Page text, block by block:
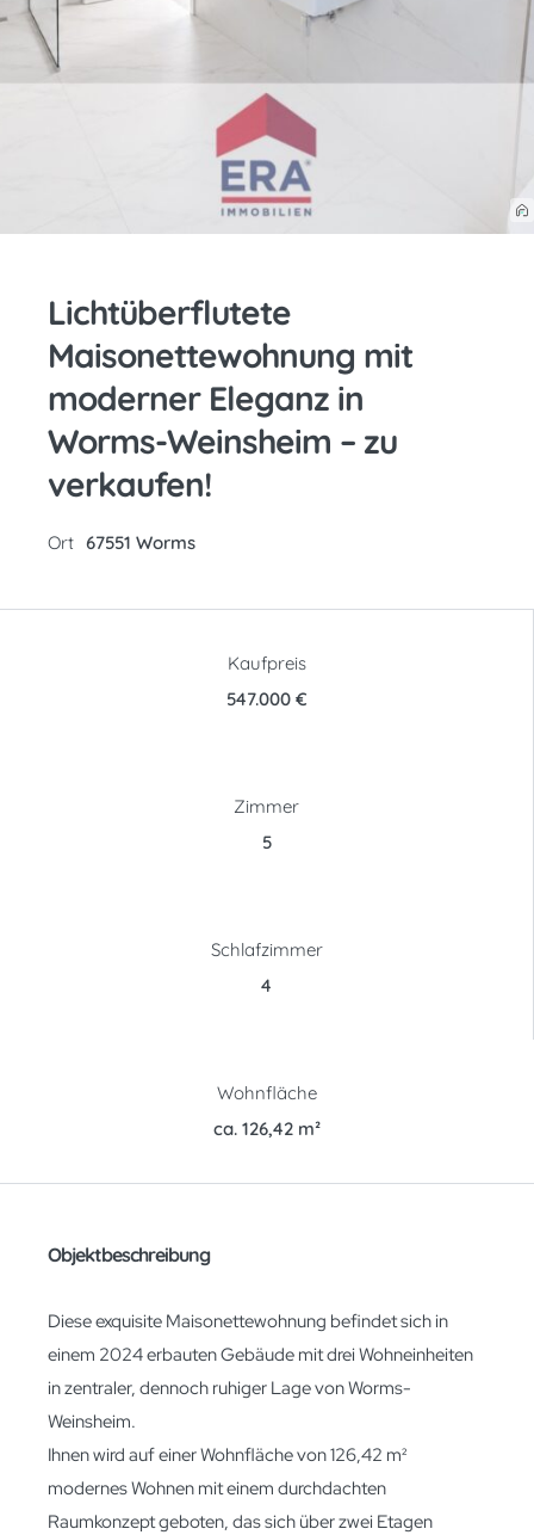
Lichtüberflutete
Maisonettewohnung mit
moderner Eleganz in
Worms-Weinsheim – zu
verkaufen!
Ort 67551 Worms
Kaufpreis
547.000 €
Zimmer
5
Schlafzimmer
4
Wohnfläche
ca. 126,42 m²
Objektbeschreibung
Diese exquisite Maisonettewohnung befindet sich in
einem 2024 erbauten Gebäude mit drei Wohneinheiten
in zentraler, dennoch ruhiger Lage von Worms-
Weinsheim.
Ihnen wird auf einer Wohnfläche von 126,42 m²
modernes Wohnen mit einem durchdachten
Raumkonzept geboten, das sich über zwei Etagen